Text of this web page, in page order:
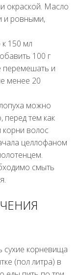
окраской. Масло
и ровными,
150 мл
100 г
перемешать и
менее 20
можно
перед тем как
корни волос
целлофаном
смыть
сухие корневища
(пол литра) в